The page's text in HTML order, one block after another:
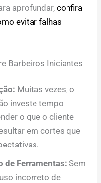
aprofundar,confira
evitar falhas
Barbeiros Iniciantes
Muitas vezes, o
investe tempo
o que o cliente
em cortes que
de Ferramentas: Sem
incorreto de